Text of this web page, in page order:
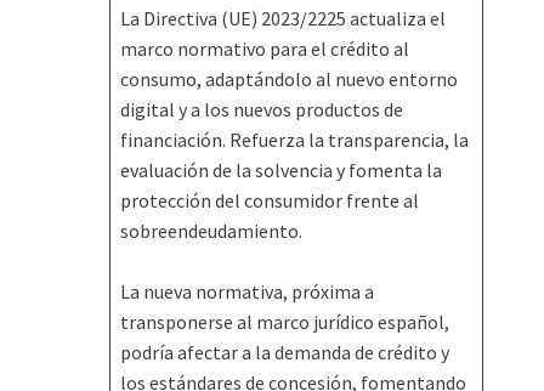
La Directiva (UE) 2023/2225 actualiza el
marco normativo para el crédito al
consumo, adaptándolo al nuevo entorno
digital y a los nuevos productos de
financiación. Refuerza la transparencia, la
evaluación de la solvencia y fomenta la
protección del consumidor frente al
sobreendeudamiento.
La nueva normativa, próxima a
transponerse al marco jurídico español,
podría afectar a la demanda de crédito y
los estándares de concesión, fomentando